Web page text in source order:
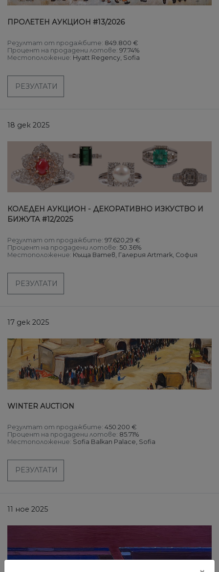
ПРОЛЕТЕН АУКЦИОН #13/2026
Резултат от продажбите: 849.800 €
Процент на продадени лотове: 97.74%
Местоположение: Hyatt Regency, Sofia
РЕЗУЛТАТИ
18 дек 2025
КОЛЕДЕН АУКЦИОН - ДЕКОРАТИВНО ИЗКУСТВО И
БИЖУТА #12/2025
Резултат от продажбите: 97.620,29 €
Процент на продадени лотове: 50.36%
Местоположение: Къща Ватев, Галерия Artmark, София
РЕЗУЛТАТИ
17 дек 2025
WINTER AUCTION
Резултат от продажбите: 450.200 €
Процент на продадени лотове: 85.71%
Местоположение: Sofia Balkan Palace, Sofia
РЕЗУЛТАТИ
11 ное 2025